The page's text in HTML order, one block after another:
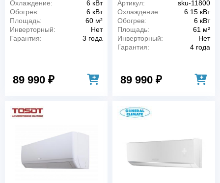
Охлаждение:
6 кВт
Обогрев:
6 кВт
Площадь:
60 м²
Инверторный:
Нет
Гарантия:
3 года
89 990 ₽
Артикул:
sku-11800
Охлаждение:
6.15 кВт
Обогрев:
6 кВт
Площадь:
61 м²
Инверторный:
Нет
Гарантия:
4 года
89 990 ₽